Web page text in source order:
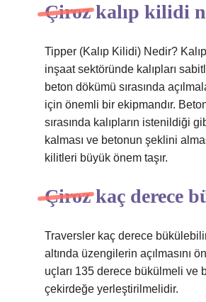
Çiroz kalıp kilidi
Tipper (Kalıp Kilidi) Nedir?
inşaat sektöründe kalıpları
beton dökümü sırasında
için önemli bir ekipmandır.
sırasında kalıpların istenildiği
kalması ve betonun şeklini
kilitleri büyük önem taşır.
Çiroz kaç derece
Traversler kaç derece
altında üzengilerin açılmasını
uçları 135 derece bükülmeli ve
çekirdeğe yerleştirilmelidir.